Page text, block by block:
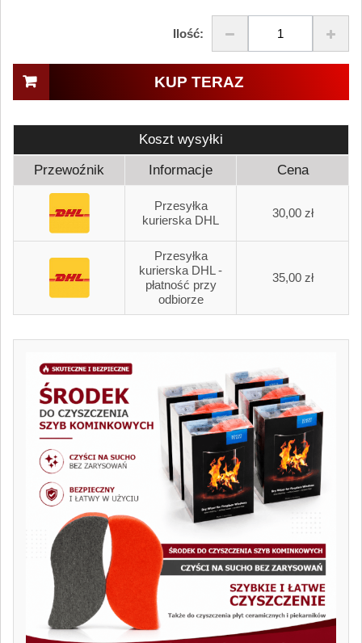
Ilość:
KUP TERAZ
Koszt wysyłki
Przewoźnik
Informacje Cena
Przesyłka
kurierska DHL
30,00 zł
Przesyłka
kurierska DHL -
płatność przy
odbiorze
35,00 zł